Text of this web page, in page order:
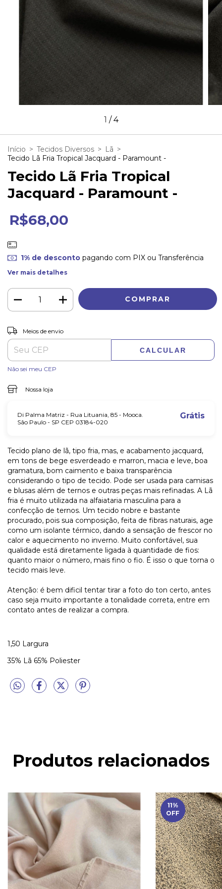
1 /4
Início > Tecidos Diversos > Lã >
Tecido Lã Fria Tropical Jacquard - Paramount -
Tecido Lã Fria Tropical
Jacquard - Paramount -
R$68,00
1% de descontopagando com PIX ou Transferência
Ver mais detalhes
Entregas para o CEP:
Meios de envio
CALCULAR
Não sei meu CEP
Nossa loja
Di Palma Matriz - Rua Lituania, 85 - Mooca.
São Paulo - SP CEP 03184-020
Grátis
Tecido plano de lã, tipo fria, mas, e acabamento jacquard,
em tons de bege esverdeado e marron, macia e leve, boa
gramatura, bom caimento e baixa transparência
considerando o tipo de tecido. Pode ser usada para camisas
e blusas além de ternos e outras peças mais refinadas. A Lã
fria é muito utilizada na alfaiataria masculina para a
confecção de ternos. Um tecido nobre e bastante
procurado, pois sua composição, feita de fibras naturais, age
como um isolante térmico, dando a sensação de frescor no
calor e aquecimento no inverno. Muito confortável, sua
qualidade está diretamente ligada à quantidade de fios:
quanto maior o número, mais fino o fio. É isso o que torna o
tecido mais leve.
Atenção: é bem dificil tentar tirar a foto do ton certo, antes
caso seja muito importante a tonalidade correta, entre em
contato antes de realizar a compra.
1,50 Largura
35% Lã 65% Poliester
Produtos relacionados
11%
OFF